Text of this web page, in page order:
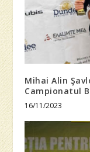
Mihai Alin
Campionatul
16/11/2023